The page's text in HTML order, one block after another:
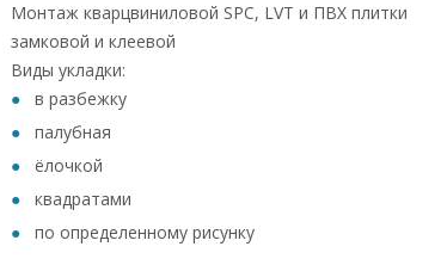
Монтаж кварцвиниловой SPC, LVT и ПВХ плитки
замковой и клеевой
Виды укладки:
в разбежку
палубная
ёлочкой
квадратами
по определенному рисунку